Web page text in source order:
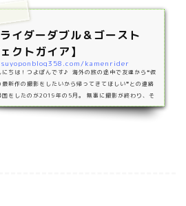
ライダーダブル＆ゴースト
クトガイア】
kamenrider
にちは！つよぽんです♪ 海外の旅の途中で友達から❝仮
最新作の撮影をしたいから帰ってきてほしい❞との連絡
国をしたのが2019年の5月。 無事に撮影が終わり、そ
仕事で忙しい中1年以上かけて編集をしてくれ 2020年8
とう完成しました！！https://www.youtube.com/watc